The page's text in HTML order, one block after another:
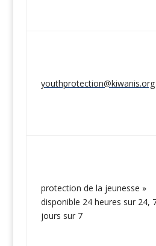
youthprotection@kiwanis.org
protection de la jeunesse »
disponible 24 heures sur 24,
jours sur 7